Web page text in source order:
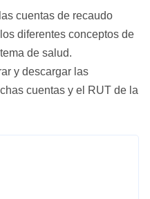
cuentas de recaudo
diferentes conceptos de
de salud.
y descargar las
cuentas y el RUT de la